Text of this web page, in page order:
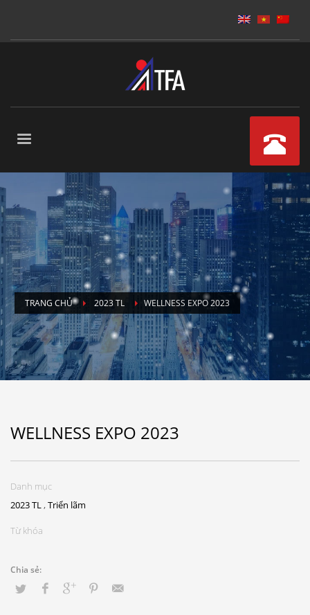
TRANG CHỦ 2023 TL WELLNESS EXPO 2023
WELLNESS EXPO 2023
Danh mục
2023 TL,Triển lãm
Từ khóa